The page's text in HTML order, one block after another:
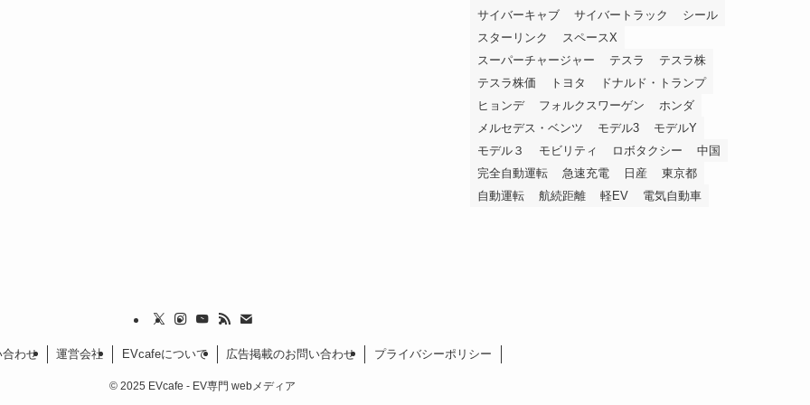
サイバーキャブ サイバートラック
シール
スターリンク
スペースX
スーパーチャージャー
テスラ
テスラ株
テスラ株価
トヨタ
ドナルド・トランプ
ヒョンデ
フォルクスワーゲン
ホンダ
メルセデス・ベンツ
モデル3
モデルY
モデル３
モビリティ ロボタクシー
中国
完全自動運転
急速充電 日産
東京都
自動運転
航続距離 軽EV 電気自動車
わせ 運営会社 EVcafeについて 広告掲載のお問い合わせ プライバシーポリシー
© 2025 EVcafe - EV専門 webメディア